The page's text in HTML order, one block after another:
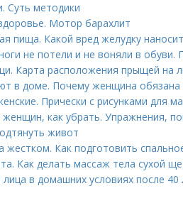
Суть методики
Мотор барахлит
пища. Какой вред желудку
не потели и не воняли в обуви.
Карта расположения прыщей на
в доме. Почему женщина обязана
Прически с рисунками для
как убрать. Упражнения,
живот
жестком. Как подготовить
Как делать массаж тела сухой
лица в домашних условиях после